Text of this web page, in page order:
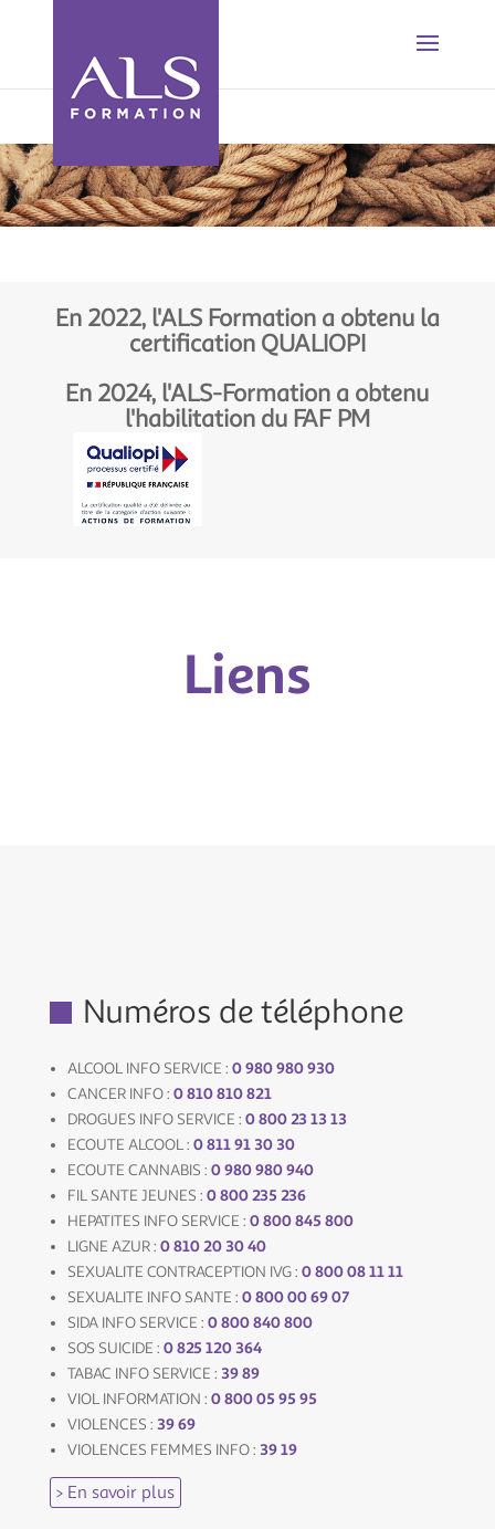
En 2022, l'ALS Formation a obtenu la
certification QUALIOPI
En 2024, l'ALS-Formation a obtenu
l'habilitation du FAF PM
Liens
Numéros de téléphone
ALCOOL INFO SERVICE : 0 980 980 930
CANCER INFO : 0 810 810 821
DROGUES INFO SERVICE : 0 800 23 13 13
ECOUTE ALCOOL : 0 811 91 30 30
ECOUTE CANNABIS : 0 980 980 940
FIL SANTE JEUNES : 0 800 235 236
HEPATITES INFO SERVICE : 0 800 845 800
LIGNE AZUR : 0 810 20 30 40
SEXUALITE CONTRACEPTION IVG : 0 800 08 11 11
SEXUALITE INFO SANTE : 0 800 00 69 07
SIDA INFO SERVICE : 0 800 840 800
SOS SUICIDE : 0 825 120 364
TABAC INFO SERVICE : 39 89
VIOL INFORMATION : 0 800 05 95 95
VIOLENCES : 39 69
VIOLENCES FEMMES INFO : 39 19
> En savoir plus